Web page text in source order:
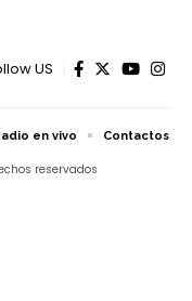
US
reservados
en vivo Contactos